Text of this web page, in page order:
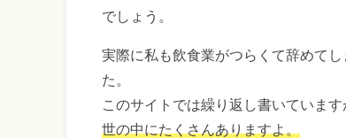
でしょう。
実際に私も飲食業がつらくて辞めて
た。
このサイトでは繰り返し書いています
世の中にたくさんありますよ。